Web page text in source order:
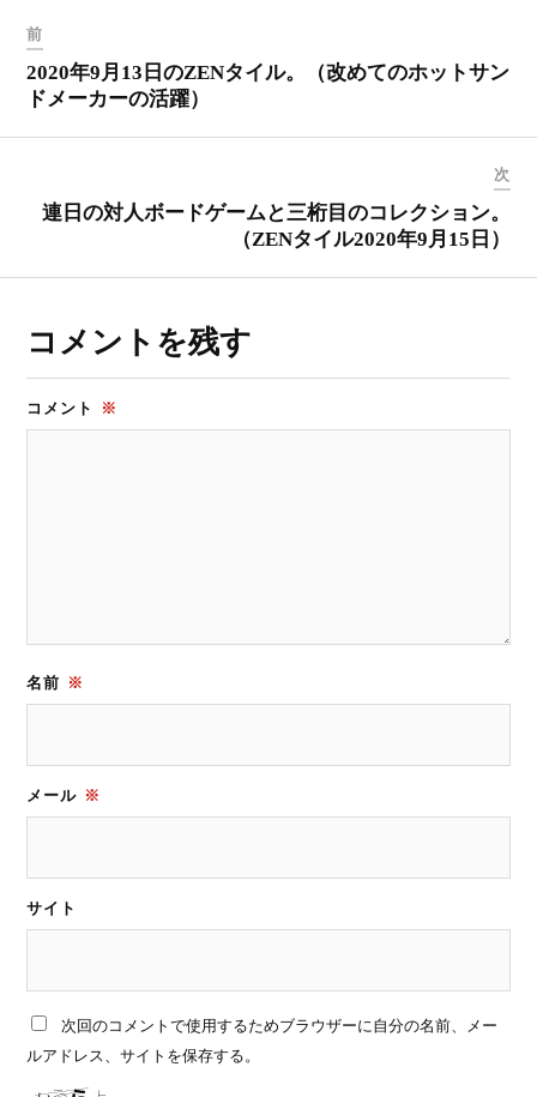
前
2020年9月13日のZENタイル。（改めてのホットサン
ドメーカーの活躍）
次
連日の対人ボードゲームと三桁目のコレクション。
（ZENタイル2020年9月15日）
コメントを残す
コメント ※
名前 ※
メール ※
サイト
次回のコメントで使用するためブラウザーに自分の名前、メー
ルアドレス、サイトを保存する。